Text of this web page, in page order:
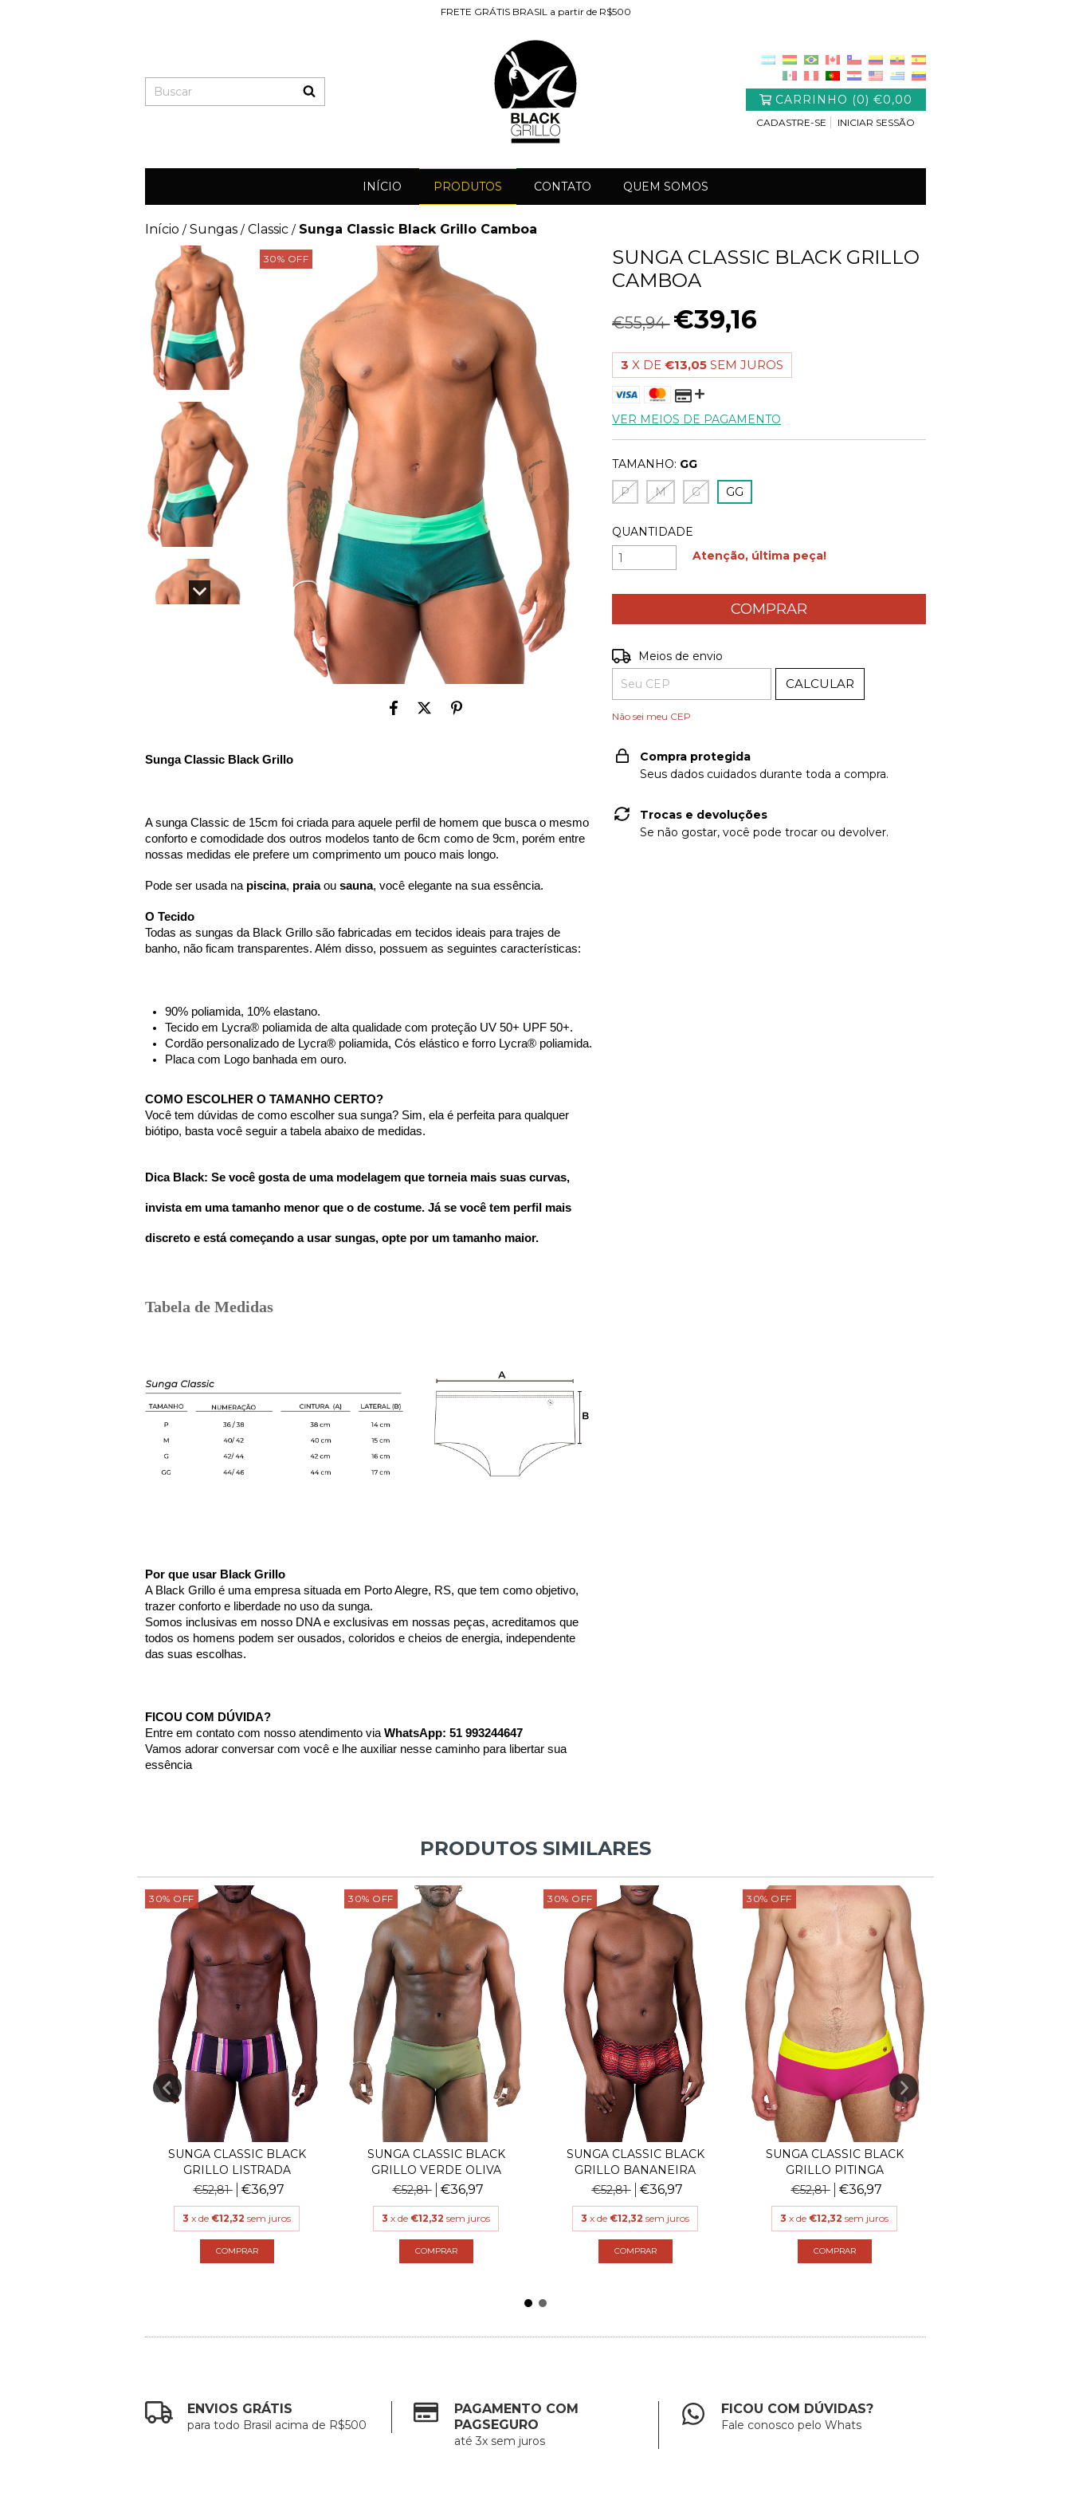
FRETE GRÁTIS BRASIL a partir de R$500
CARRINHO (0)€0,00
CADASTRE-SE INICIAR SESSÃO
INÍCIO PRODUTOS CONTATO QUEM SOMOS
Início / Sungas / Classic / Sunga Classic Black Grillo Camboa
30% OFF
Sunga Classic Black Grillo
A sunga Classic de 15cm foi criada para aquele perfil de homem que busca o mesmo
conforto e comodidade dos outros modelos tanto de 6cm como de 9cm, porém entre
nossas medidas ele prefere um comprimento um pouco mais longo.
Pode ser usada na piscina, praia ou sauna, você elegante na sua essência.
O Tecido
Todas as sungas da Black Grillo são fabricadas em tecidos ideais para trajes de
banho, não ficam transparentes. Além disso, possuem as seguintes características:
90% poliamida, 10% elastano.
Tecido em Lycra® poliamida de alta qualidade com proteção UV 50+ UPF 50+.
Cordão personalizado de Lycra® poliamida, Cós elástico e forro Lycra® poliamida.
Placa com Logo banhada em ouro.
COMO ESCOLHER O TAMANHO CERTO?
Você tem dúvidas de como escolher sua sunga? Sim, ela é perfeita para qualquer
biótipo, basta você seguir a tabela abaixo de medidas.
Dica Black: Se você gosta de uma modelagem que torneia mais suas curvas,
invista em uma tamanho menor que o de costume. Já se você tem perfil mais
discreto e está começando a usar sungas, opte por um tamanho maior.
Tabela de Medidas
Por que usar Black Grillo
A Black Grillo é uma empresa situada em Porto Alegre, RS, que tem como objetivo,
trazer conforto e liberdade no uso da sunga.
Somos inclusivas em nosso DNA e exclusivas em nossas peças, acreditamos que
todos os homens podem ser ousados, coloridos e cheios de energia, independente
das suas escolhas.
FICOU COM DÚVIDA?
Entre em contato com nosso atendimento via WhatsApp: 51 993244647
Vamos adorar conversar com você e lhe auxiliar nesse caminho para libertar sua
essência
SUNGA CLASSIC BLACK GRILLO
CAMBOA
€55,94 €39,16
3 X DE€13,05 SEM JUROS
VER MEIOS DE PAGAMENTO
TAMANHO: GG
P
M G GG
QUANTIDADE
Atenção, última peça!
Entregas para o CEP:
Meios de envio
CALCULAR
Não sei meu CEP
Compra protegida
Seus dados cuidados durante toda a compra.
Trocas e devoluções
Se não gostar, você pode trocar ou devolver.
PRODUTOS SIMILARES
30% OFF
SUNGA CLASSIC BLACK
GRILLO LISTRADA
€52,81
€36,97
3 x de €12,32 sem juros
COMPRAR
30% OFF
SUNGA CLASSIC BLACK
GRILLO VERDE OLIVA
€52,81
€36,97
3 x de €12,32 sem juros
COMPRAR
30% OFF
SUNGA CLASSIC BLACK
GRILLO BANANEIRA
€52,81
€36,97
3 x de €12,32 sem juros
COMPRAR
30% OFF
SUNGA CLASSIC BLACK
GRILLO PITINGA
€52,81
€36,97
3 x de €12,32 sem juros
COMPRAR
ENVIOS GRÁTIS
para todo Brasil acima de R$500
PAGAMENTO COM
PAGSEGURO
até 3x sem juros
FICOU COM DÚVIDAS?
Fale conosco pelo Whats